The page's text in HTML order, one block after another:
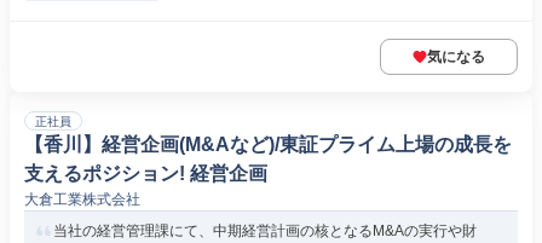
気になる
正社員
【香川】経営企画(M&Aなど)/東証プライム上場の成長を
支えるポジション! 経営企画
大倉工業株式会社
当社の経営管理課にて、中期経営計画の核となるM&Aの実行や財